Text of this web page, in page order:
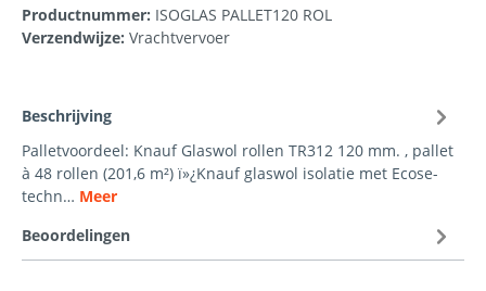
Productnummer: ISOGLAS PALLET120 ROL
Verzendwijze: Vrachtvervoer
Beschrijving
Palletvoordeel: Knauf Glaswol rollen TR312 120 mm. , pallet
à 48 rollen (201,6 m²) ï»¿Knauf glaswol isolatie met Ecose-
techn… Meer
Beoordelingen